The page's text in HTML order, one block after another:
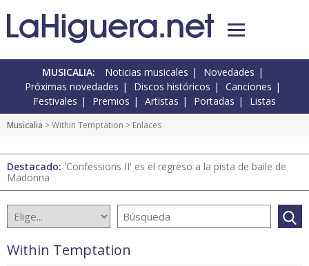
MUSICALIA: Noticias musicales
Novedades
Próximas novedades
Discos históricos
Canciones
Festivales
Premios Artistas Portadas Listas
Musicalia >Within Temptation > Enlaces
Destacado: 'Confessions II' es el regreso a la pista de baile de
Madonna
Within Temptation